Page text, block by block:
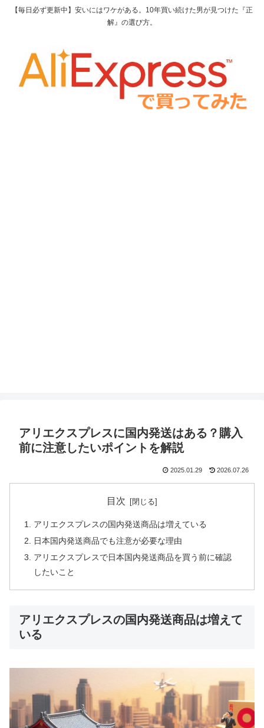
【毎日必ず更新中】安いにはワケがある。10年買い続けた男が見つけた『正
解』の選び方。
アリエクスプレスに国内発送はある？購入
前に注意したいポイントを解説
2025.01.29 2026.07.26
目次
アリエクスプレスの国内発送商品は増えている
日本国内発送商品でも注意が必要な理由
アリエクスプレスで日本国内発送商品を買う前に確認
したいこと
アリエクスプレスの国内発送商品は増えて
いる